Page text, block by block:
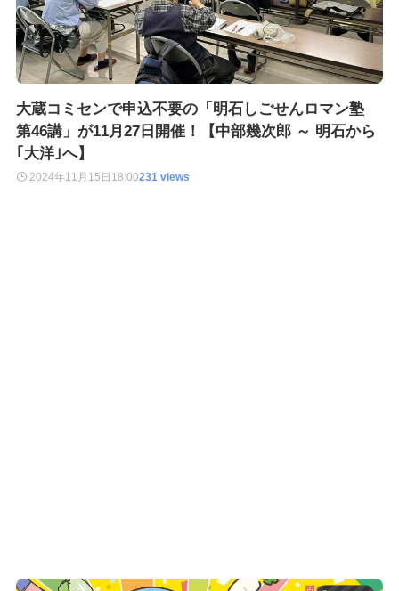
大蔵コミセンで申込不要の「明石しごせんロマン塾
第46講」が11月27日開催！【中部幾次郎 ～ 明石から
｢大洋｣へ】
2024年11月15日 18:00231 views